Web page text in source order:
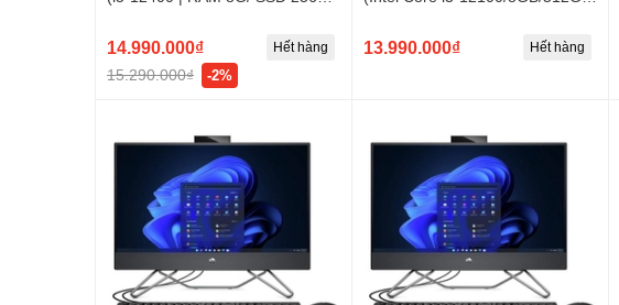
14.990.000₫
15.290.000₫ -2%
Hết hàng 13.990.000₫ Hết hàng